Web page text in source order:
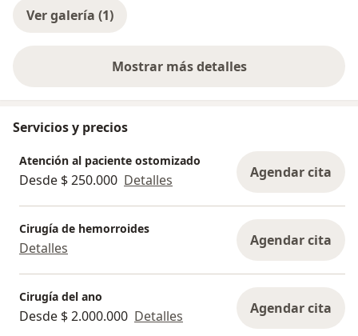
Ver galería (1)
Mostrar más detalles
sobre la experiencia
Servicios y precios
Atención al paciente ostomizado
Desde $ 250.000 Detalles Agendar cita
Cirugía de hemorroides
Detalles Agendar cita
Cirugía del ano
Desde $ 2.000.000 Detalles Agendar cita